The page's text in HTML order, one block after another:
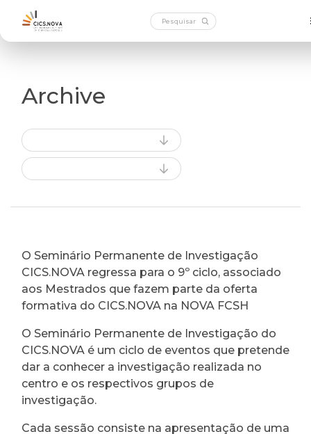
Archive
O Seminário Permanente de Investigação
CICS.NOVA regressa para o 9º ciclo, associado
aos Mestrados que fazem parte da oferta
formativa do CICS.NOVA na NOVA FCSH
O Seminário Permanente de Investigação do
CICS.NOVA é um ciclo de eventos que pretende
dar a conhecer a investigação realizada no
centro e os respectivos grupos de
investigação.
Cada sessão consiste na apresentação de uma